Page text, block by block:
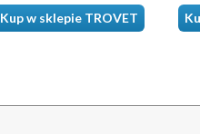
Kup w sklepie TROVET